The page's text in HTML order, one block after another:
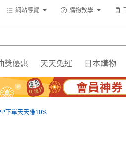
網站導覽 購物教學
獎優惠 天天免運 日本購物